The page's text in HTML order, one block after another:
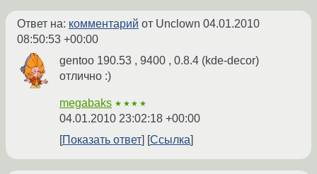
Ответ на: комментарий от Unclown 04.01.2010
08:50:53 +00:00
gentoo 190.53 , 9400 , 0.8.4 (kde-decor)
отлично :)
megabaks ★★★★
04.01.2010 23:02:18 +00:00
Показать ответ
Ссылка